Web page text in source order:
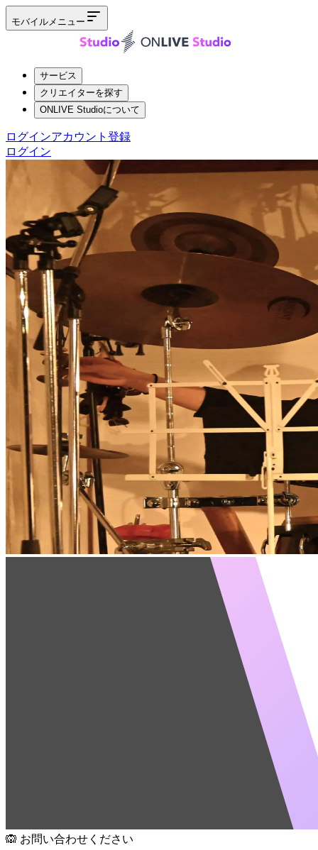
モバイルメニュー
サービス
クリエイターを探す
ONLIVE Studioについて
ログインアカウント登録
ログイン
🙉 お問い合わせください